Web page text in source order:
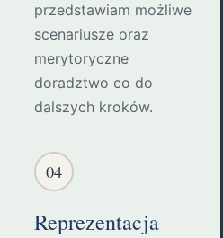
przedstawiam możliwe
scenariusze oraz
merytoryczne
doradztwo co do
dalszych kroków.
04
Reprezentacja